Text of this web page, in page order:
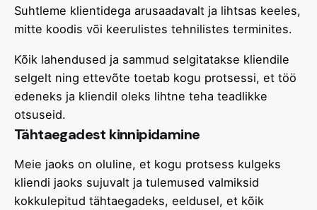
Suhtleme klientidega arusaadavalt ja lihtsas keeles,
mitte koodis või keerulistes tehnilistes terminites.
Kõik lahendused ja sammud selgitatakse kliendile
selgelt ning ettevõte toetab kogu protsessi, et töö
edeneks ja kliendil oleks lihtne teha teadlikke
otsuseid.
Tähtaegadest kinnipidamine
Meie jaoks on oluline, et kogu protsess kulgeks
kliendi jaoks sujuvalt ja tulemused valmiksid
kokkulepitud tähtaegadeks, eeldusel, et kõik